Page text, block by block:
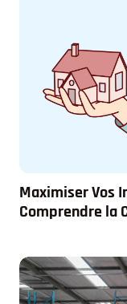
Maximiser Vos
Comprendre la